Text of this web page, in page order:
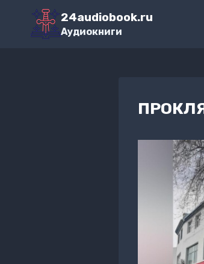
Перейти
содержимому
24audiobook.ru
Аудиокниги